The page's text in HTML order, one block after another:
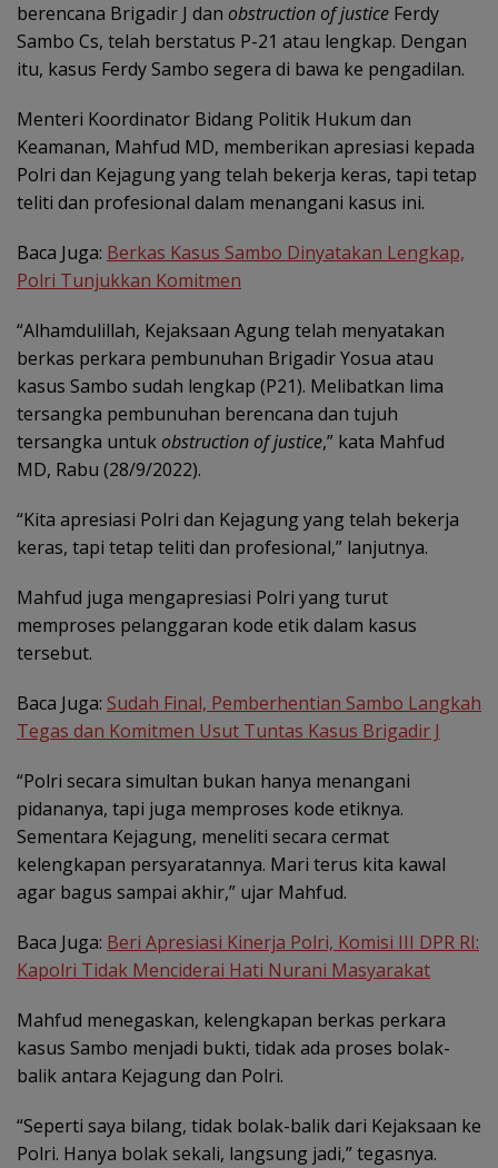
berencana Brigadir J dan obstruction of justice Ferdy
Sambo Cs, telah berstatus P-21 atau lengkap. Dengan
itu, kasus Ferdy Sambo segera di bawa ke pengadilan.
Menteri Koordinator Bidang Politik Hukum dan
Keamanan, Mahfud MD, memberikan apresiasi kepada
Polri dan Kejagung yang telah bekerja keras, tapi tetap
teliti dan profesional dalam menangani kasus ini.
Baca Juga: Berkas Kasus Sambo Dinyatakan Lengkap,
Polri Tunjukkan Komitmen
“Alhamdulillah, Kejaksaan Agung telah menyatakan
berkas perkara pembunuhan Brigadir Yosua atau
kasus Sambo sudah lengkap (P21). Melibatkan lima
tersangka pembunuhan berencana dan tujuh
tersangka untukobstruction of justice,” kata Mahfud
MD, Rabu (28/9/2022).
“Kita apresiasi Polri dan Kejagung yang telah bekerja
keras, tapi tetap teliti dan profesional,” lanjutnya.
Mahfud juga mengapresiasi Polri yang turut
memproses pelanggaran kode etik dalam kasus
tersebut.
Baca Juga: Sudah Final, Pemberhentian Sambo Langkah
Tegas dan Komitmen Usut Tuntas Kasus Brigadir J
“Polri secara simultan bukan hanya menangani
pidananya, tapi juga memproses kode etiknya.
Sementara Kejagung, meneliti secara cermat
kelengkapan persyaratannya. Mari terus kita kawal
agar bagus sampai akhir,” ujar Mahfud.
Baca Juga: Beri Apresiasi Kinerja Polri, Komisi III DPR RI:
Kapolri Tidak Menciderai Hati Nurani Masyarakat
Mahfud menegaskan, kelengkapan berkas perkara
kasus Sambo menjadi bukti, tidak ada proses bolak-
balik antara Kejagung dan Polri.
“Seperti saya bilang, tidak bolak-balik dari Kejaksaan ke
Polri. Hanya bolak sekali, langsung jadi,” tegasnya.